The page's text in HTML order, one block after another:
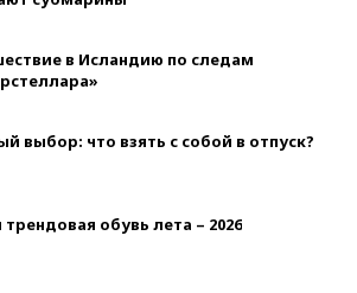
в Исландию по следам
выбор: что взять с собой в отпуск?
обувь лета – 2026